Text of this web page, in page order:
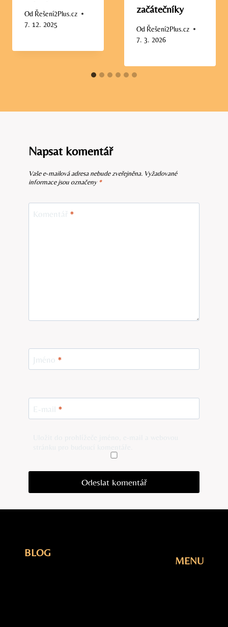
Od Řešení2Plus.cz
7. 12. 2025
začátečníky
Od Řešení2Plus.cz
7. 3. 2026
Napsat komentář
Vaše e-mailová adresa nebude zveřejněna. Vyžadované
informace jsou označeny *
Komentář *
Jméno *
E-mail *
BLOG
MENU